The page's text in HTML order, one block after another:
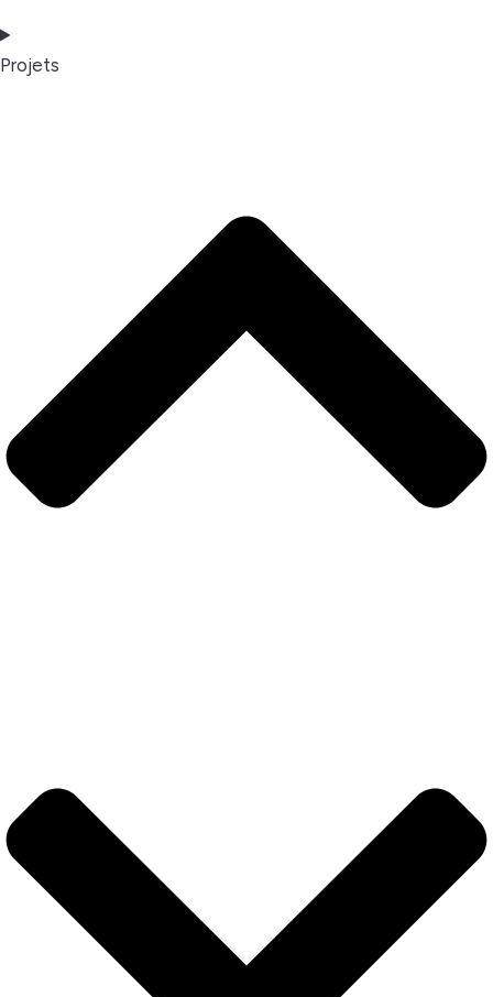
Projets